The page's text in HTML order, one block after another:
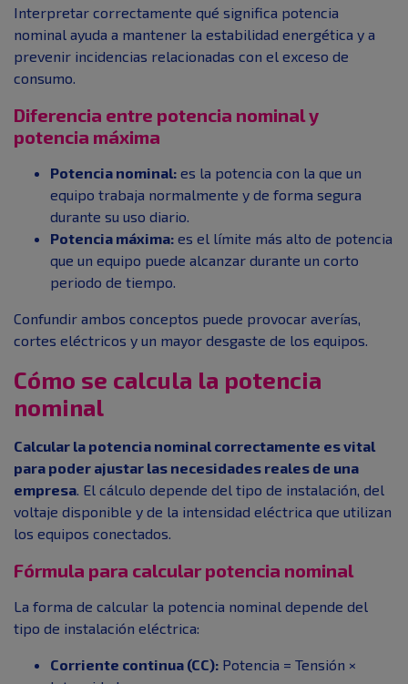
Interpretar correctamente qué significa potencia
nominal ayuda a mantener la estabilidad energética y a
prevenir incidencias relacionadas con el exceso de
consumo.
Diferencia entre potencia nominal y
potencia máxima
Potencia nominal: es la potencia con la que un
equipo trabaja normalmente y de forma segura
durante su uso diario.
Potencia máxima: es el límite más alto de potencia
que un equipo puede alcanzar durante un corto
periodo de tiempo.
Confundir ambos conceptos puede provocar averías,
cortes eléctricos y un mayor desgaste de los equipos.
Cómo se calcula la potencia
nominal
Calcular la potencia nominal correctamente es vital
para poder ajustar las necesidades reales de una
empresa . El cálculo depende del tipo de instalación, del
voltaje disponible y de la intensidad eléctrica que utilizan
los equipos conectados.
Fórmula para calcular potencia nominal
La forma de calcular la potencia nominal depende del
tipo de instalación eléctrica:
Corriente continua (CC): Potencia = Tensión ×